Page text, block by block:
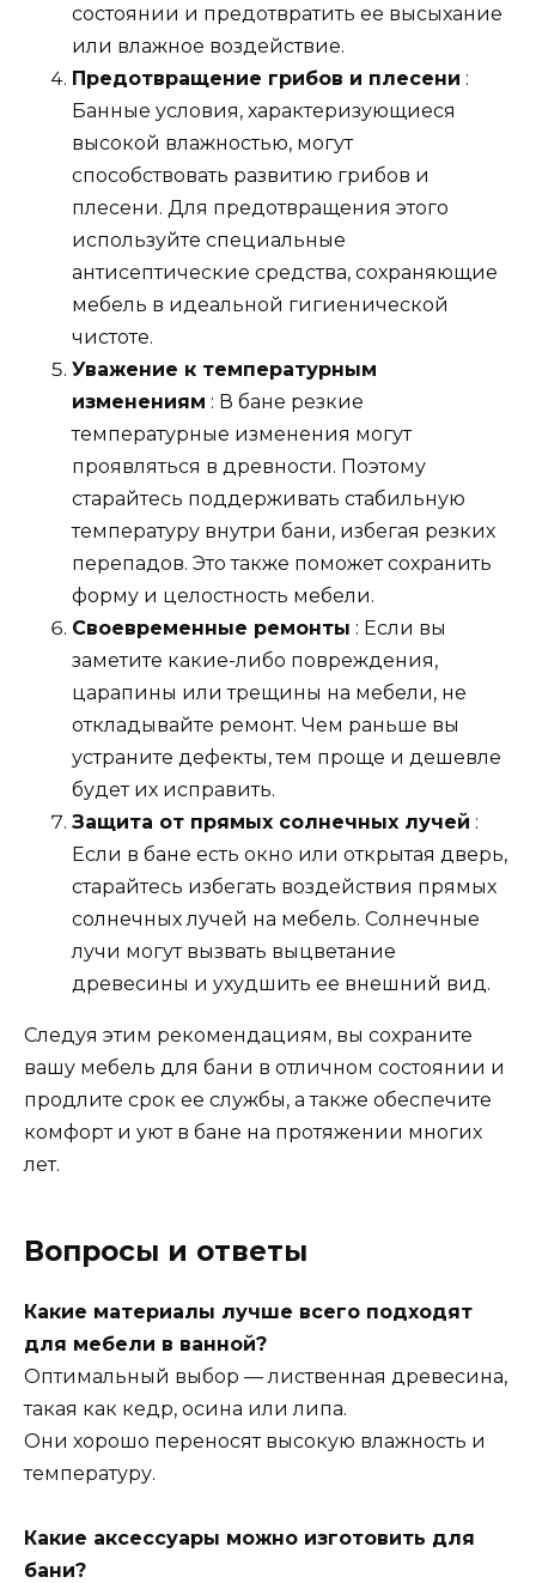
состоянии и предотвратить ее высыхание
или влажное воздействие.
Предотвращение грибов и плесени :
Банные условия, характеризующиеся
высокой влажностью, могут
способствовать развитию грибов и
плесени. Для предотвращения этого
используйте специальные
антисептические средства, сохраняющие
мебель в идеальной гигиенической
чистоте.
Уважение к температурным
изменениям : В бане резкие
температурные изменения могут
проявляться в древности. Поэтому
старайтесь поддерживать стабильную
температуру внутри бани, избегая резких
перепадов. Это также поможет сохранить
форму и целостность мебели.
Своевременные ремонты : Если вы
заметите какие-либо повреждения,
царапины или трещины на мебели, не
откладывайте ремонт. Чем раньше вы
устраните дефекты, тем проще и дешевле
будет их исправить.
Защита от прямых солнечных лучей :
Если в бане есть окно или открытая дверь,
старайтесь избегать воздействия прямых
солнечных лучей на мебель. Солнечные
лучи могут вызвать выцветание
древесины и ухудшить ее внешний вид.
Следуя этим рекомендациям, вы сохраните
вашу мебель для бани в отличном состоянии и
продлите срок ее службы, а также обеспечите
комфорт и уют в бане на протяжении многих
лет.
Вопросы и ответы
Какие материалы лучше всего подходят
для мебели в ванной?
Оптимальный выбор — лиственная древесина,
такая как кедр, осина или липа.
Они хорошо переносят высокую влажность и
температуру.
Какие аксессуары можно изготовить для
бани?